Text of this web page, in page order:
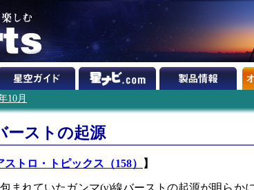
10月
ーストの起源
ストロ・トピックス（158） 】
まれていたガンマ(γ)線バーストの起源が明らか